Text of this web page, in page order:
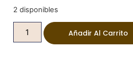
2 disponibles
Añadir Al Carrito